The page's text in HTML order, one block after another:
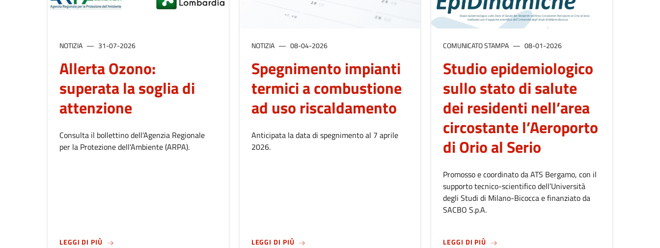
NOTIZIA 31-07-2026
Allerta Ozono:
superata la soglia di
attenzione
Consulta il bollettino dell'Agenzia Regionale
per la Protezione dell'Ambiente (ARPA).
LEGGI DI PIÙSUALLERTA OZONO: SUPERATA LA SOGLIA DI ATTENZIONE
NOTIZIA 08-04-2026
Spegnimento impianti
termici a combustione
ad uso riscaldamento
Anticipata la data di spegnimento al 7 aprile
2026.
LEGGI DI PIÙSU SPEGNIMENTO IMPIANTI TERMICI A COMBUSTIONE AD USO RISCALDAMENTO
COMUNICATO STAMPA 08-01-2026
Studio epidemiologico
sullo stato di salute
dei residenti nell’area
circostante l’Aeroporto
di Orio al Serio
Promosso e coordinato da ATS Bergamo, con il
supporto tecnico-scientifico dell’Università
degli Studi di Milano-Bicocca e finanziato da
SACBO S.p.A.
LEGGI DI PIÙ SUSTUDIO EPIDEMIOLOGICO SULLO STATO DI